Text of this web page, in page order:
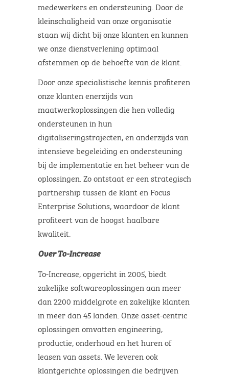
medewerkers en ondersteuning. Door de
kleinschaligheid van onze organisatie
staan wij dicht bij onze klanten en kunnen
we onze dienstverlening optimaal
afstemmen op de behoefte van de klant.
Door onze specialistische kennis profiteren
onze klanten enerzijds van
maatwerkoplossingen die hen volledig
ondersteunen in hun
digitaliseringstrajecten, en anderzijds van
intensieve begeleiding en ondersteuning
bij de implementatie en het beheer van de
oplossingen. Zo ontstaat er een strategisch
partnership tussen de klant en Focus
Enterprise Solutions, waardoor de klant
profiteert van de hoogst haalbare
kwaliteit.
Over To-Increase
To-Increase, opgericht in 2005, biedt
zakelijke softwareoplossingen aan meer
dan 2200 middelgrote en zakelijke klanten
in meer dan 45 landen. Onze asset-centric
oplossingen omvatten engineering,
productie, onderhoud en het huren of
leasen van assets. We leveren ook
klantgerichte oplossingen die bedrijven